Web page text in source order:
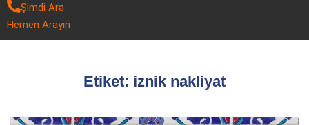
Şimdi Ara
Hemen Arayın
Etiket: iznik nakliyat